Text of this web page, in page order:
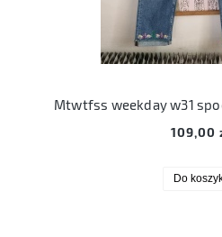
109,00
Do